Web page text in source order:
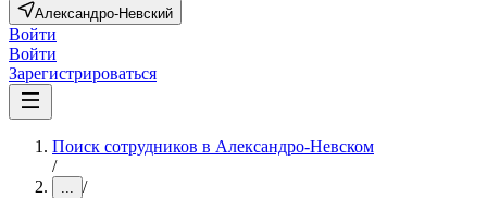
Александро-Невский
Войти
Войти
Зарегистрироваться
Поиск сотрудников в Александро-Невском
/
... /